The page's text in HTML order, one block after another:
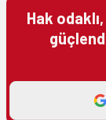
Hak